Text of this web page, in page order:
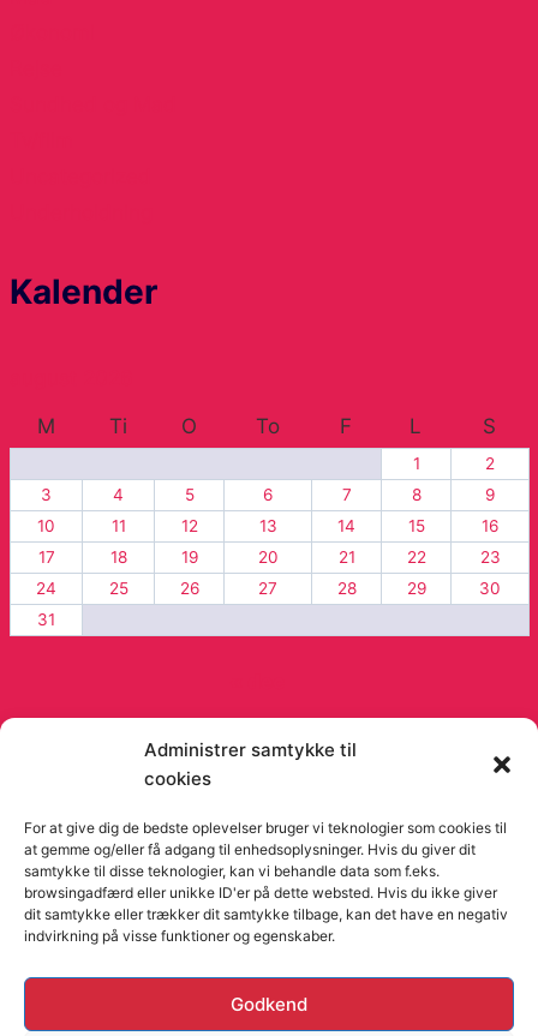
Administrer samtykke til
cookies
For at give dig de bedste oplevelser bruger vi teknologier som cookies til
at gemme og/eller få adgang til enhedsoplysninger. Hvis du giver dit
samtykke til disse teknologier, kan vi behandle data som f.eks.
browsingadfærd eller unikke ID'er på dette websted. Hvis du ikke giver
dit samtykke eller trækker dit samtykke tilbage, kan det have en negativ
indvirkning på visse funktioner og egenskaber.
Godkend
Kalender
M
Ti O To F L S
1
2
3
4 5 6 7 8
9
10
11 12 13 14 15
16
17
18 19 20 21 22
23
24
25 26 27 28 29
30
31
Hjemmesider Til Salg|Hjemmeside Udvikling|Online
Tilbud